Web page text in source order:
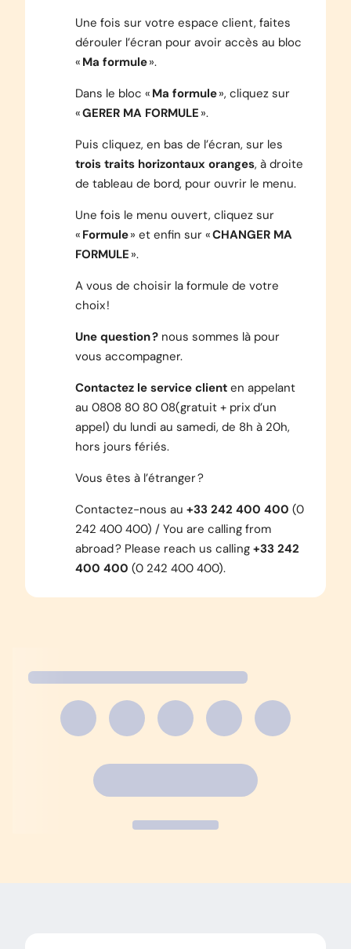
Une fois sur votre espace client, faites
dérouler l’écran pour avoir accès au bloc
« Ma formule».
Dans le bloc « Ma formule», cliquez sur
«GERER MA FORMULE ».
Puis cliquez, en bas de l’écran, sur les
trois traits horizontaux oranges, à droite
de tableau de bord, pour ouvrir le menu.
Une fois le menu ouvert, cliquez sur
« Formule» et enfin sur «CHANGER MA
FORMULE ».
A vous de choisir la formule de votre
choix !
Une question ? nous sommes là pour
vous accompagner.
Contactez le service client en appelant
au 0808 80 80 08(gratuit + prix d’un
appel) du lundi au samedi, de 8h à 20h,
hors jours fériés.
Vous êtes à l’étranger ?
Contactez-nous au +33 242 400 400 (0
242 400 400) / You are calling from
abroad ? Please reach us calling +33 242
400 400 (0 242 400 400).